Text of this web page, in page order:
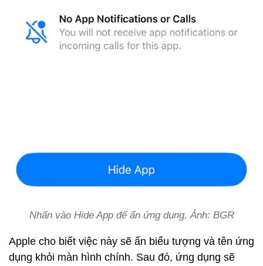
Nhấn vào Hide App để ẩn ứng dụng. Ảnh: BGR
Apple cho biết việc này sẽ ẩn biểu tượng và tên ứng
dụng khỏi màn hình chính. Sau đó, ứng dụng sẽ